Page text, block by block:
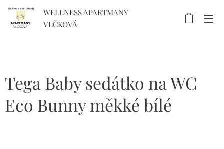
WELLNESS APARTMANY
VLČKOVÁ
Tega Baby sedátko na WC
Eco Bunny měkké bílé